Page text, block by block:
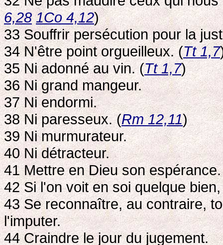
6,28 1Co 4,12)
33 Souffrir persécution pour la
34 N'être point orgueilleux. (Tt 1,7
35 Ni adonné au vin. (Tt 1,7)
36 Ni grand mangeur.
37 Ni endormi.
38 Ni paresseux. (Rm 12,11)
39 Ni murmurateur.
40 Ni détracteur.
41 Mettre en Dieu son espérance.
42 Si l'on voit en soi quelque
43 Se reconnaître, au contraire,
l'imputer.
44 Craindre le jour du jugement.